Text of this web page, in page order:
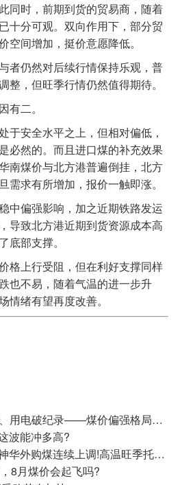
同时，前期到货的贸易商，随着
十分可观。双向作用下，部分贸
空间增加，挺价意愿降低。
者仍然对后续行情保持乐观，普
整，但旺季行情仍然值得期待。
有二。
于安全水平之上，但相对偏低，
必然的。而且进口煤的补充效果
南煤价与北方港普遍倒挂，北方
需求有所增加，报价一触即涨。
中偏强影响，加之近期铁路发运
导致北方港近期到货资源成本高
底部支撑。
格上行受阻，但在利好支撑同样
也不易，随着气温的进一步升
情绪有望再度改善。
产量下降、国际煤收紧、用电破纪录——煤价偏强格局还在延续
波能冲多高?
指数价格5天连涨17元!神华外购煤连续上调!高温旺季托举，动力煤震荡走强
8月煤价会起飞吗?